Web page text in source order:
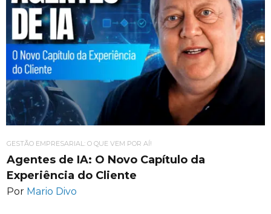
GESTÃO EMPRESARIAL: O QUE VEM POR AÍ!
Agentes de IA: O Novo Capítulo da
Experiência do Cliente
Por Mario Divo